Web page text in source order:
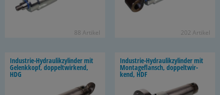
88 Ar­ti­kel 202 Ar­ti­kel
Industrie-​Hydraulikzylinder mit
Ge­lenk­kopf, dop­pelt­wir­kend,
HDG
Industrie-​Hydraulikzylinder mit
Mon­ta­ge­flansch, dop­pelt­wir­
kend, HDF